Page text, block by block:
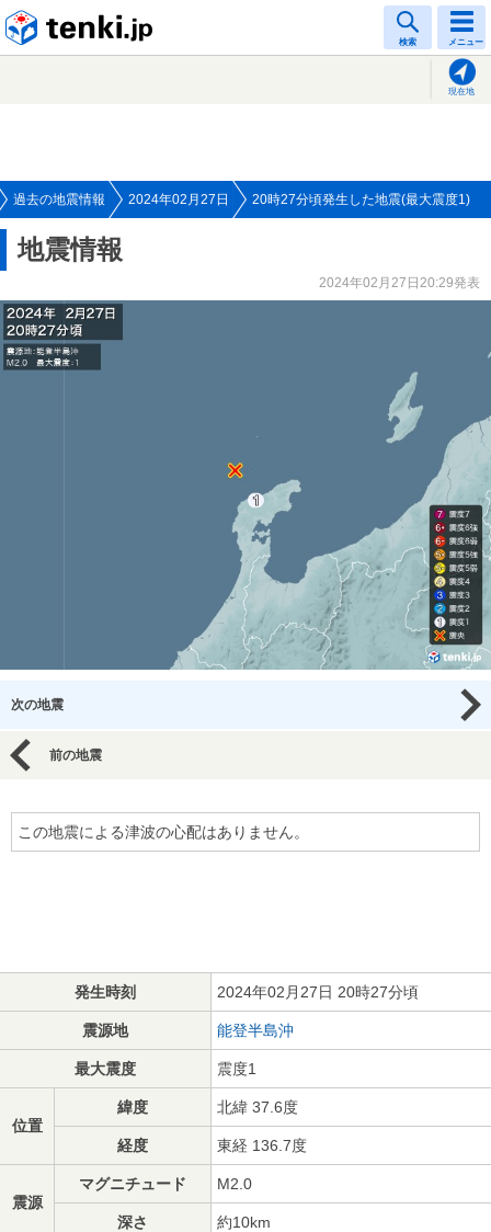
検索 メニュー
現在地
過去の地震情報 2024年02月27日 20時27分頃発生した地震(最大震度1)
地震情報
2024年02月27日20:29発表
次の地震
前の地震
この地震による津波の心配はありません。
発生時刻 2024年02月27日 20時27分頃
震源地 能登半島沖
最大震度 震度1
位置
緯度 北緯 37.6度
経度 東経 136.7度
震源
マグニチュード M2.0
深さ 約10km